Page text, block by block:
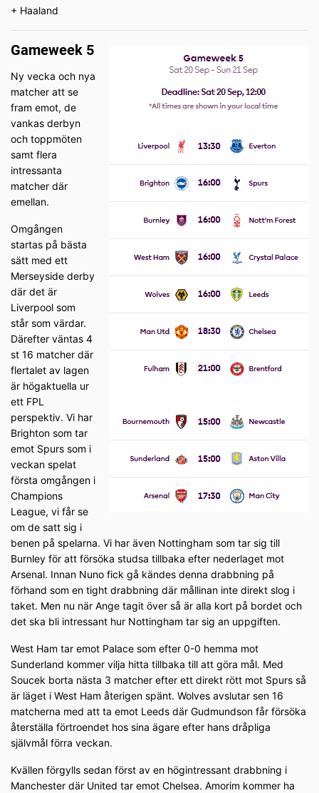
+ Haaland
Gameweek 5
Ny vecka och nya
matcher att se
fram emot, de
vankas derbyn
och toppmöten
samt flera
intressanta
matcher där
emellan.
Omgången
startas på bästa
sätt med ett
Merseyside derby
där det är
Liverpool som
står som värdar.
Därefter väntas 4
st 16 matcher där
flertalet av lagen
är högaktuella ur
ett FPL
perspektiv. Vi har
Brighton som tar
emot Spurs som i
veckan spelat
första omgången i
Champions
League, vi får se
om de satt sig i
benen på spelarna. Vi har även Nottingham som tar sig till
Burnley för att försöka studsa tillbaka efter nederlaget mot
Arsenal. Innan Nuno fick gå kändes denna drabbning på
förhand som en tight drabbning där mållinan inte direkt slog i
taket. Men nu när Ange tagit över så är alla kort på bordet och
det ska bli intressant hur Nottingham tar sig an uppgiften.
West Ham tar emot Palace som efter 0-0 hemma mot
Sunderland kommer vilja hitta tillbaka till att göra mål. Med
Soucek borta nästa 3 matcher efter ett direkt rött mot Spurs så
är läget i West Ham återigen spänt. Wolves avslutar sen 16
matcherna med att ta emot Leeds där Gudmundson får försöka
återställa förtroendet hos sina ägare efter hans dråpliga
självmål förra veckan.
Kvällen förgylls sedan först av en högintressant drabbning i
Manchester där United tar emot Chelsea. Amorim kommer ha